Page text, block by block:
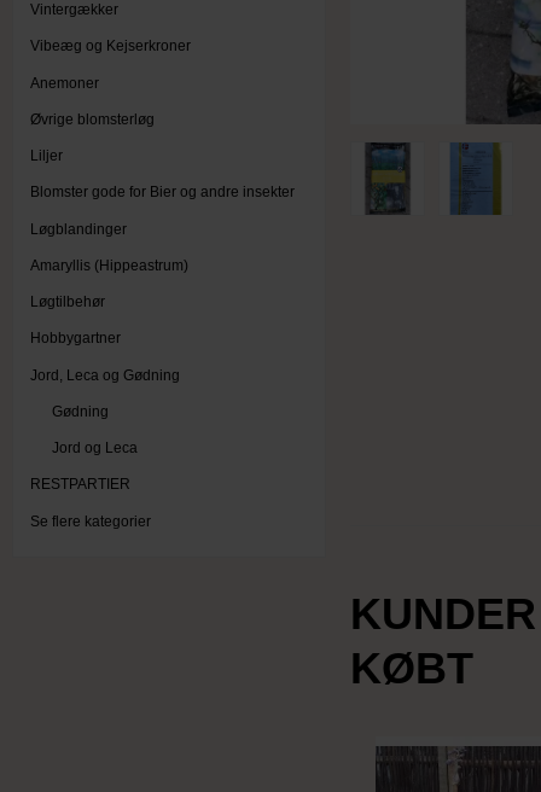
Vintergækker
Vibeæg og Kejserkroner
Anemoner
Øvrige blomsterløg
Liljer
Blomster gode for Bier og andre insekter
Løgblandinger
Amaryllis (Hippeastrum)
Løgtilbehør
Hobbygartner
Jord, Leca og Gødning
Gødning
Jord og Leca
RESTPARTIER
Se flere kategorier
KØBT